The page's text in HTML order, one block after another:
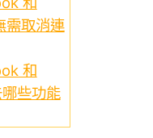
需取消連
和
些功能